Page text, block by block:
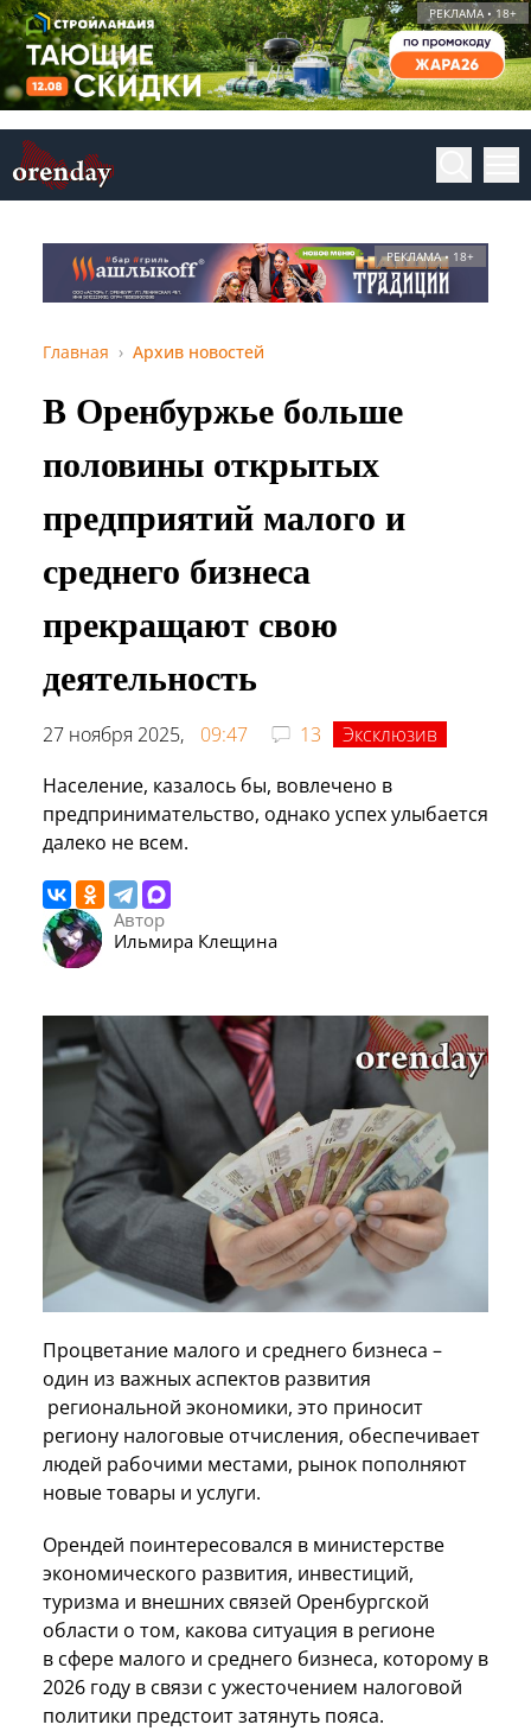
РЕКЛАМА • 18+
РЕКЛАМА • 18+
Главная Архив новостей
В Оренбуржье больше
половины открытых
предприятий малого и
среднего бизнеса
прекращают свою
деятельность
27 ноября 2025, 09:47 13
Эксклюзив
Население, казалось бы, вовлечено в
предпринимательство, однако успех улыбается
далеко не всем.
Автор
Ильмира Клещина
Процветание малого и среднего бизнеса –
один из важных аспектов развития
региональной экономики, это приносит
региону налоговые отчисления, обеспечивает
людей рабочими местами, рынок пополняют
новые товары и услуги.
Орендей поинтересовался в министерстве
экономического развития, инвестиций,
туризма и внешних связей Оренбургской
области о том, какова ситуация в регионе
в сфере малого и среднего бизнеса, которому в
2026 году в связи с ужесточением налоговой
политики предстоит затянуть пояса.